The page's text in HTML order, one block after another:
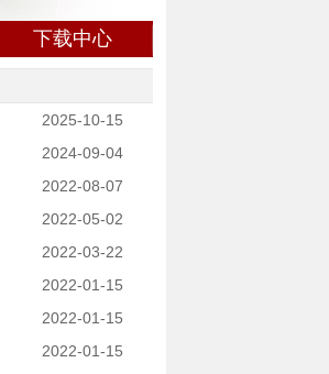
下载中心
2025-10-15
2024-09-04
2022-08-07
2022-05-02
2022-03-22
2022-01-15
2022-01-15
2022-01-15